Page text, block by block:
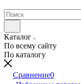
Каталог
По всему сайту
По каталогу
Сравнение0